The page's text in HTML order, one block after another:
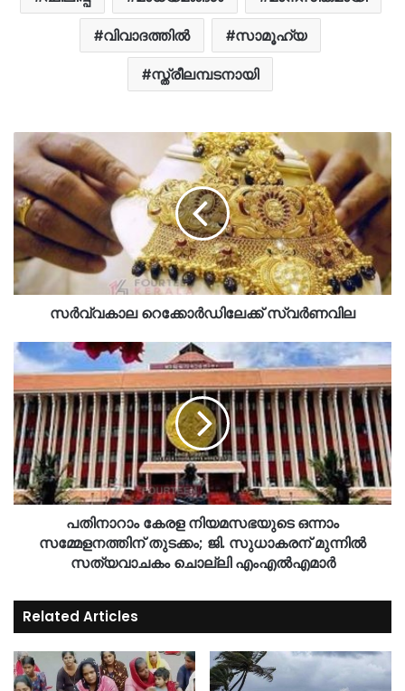
വിവാദത്തിൽ സാമൂഹ്യ
സ്ത്രീലമ്പടനായി
സർവ്വകാല റെക്കോർഡിലേക്ക് സ്വർണവില
പതിനാറാം കേരള നിയമസഭയുടെ ഒന്നാം
സമ്മേളനത്തിന് തുടക്കം; ജി. സുധാകരന് മുന്നിൽ
സത്യവാചകം ചൊല്ലി എംഎൽഎമാർ
Related Articles